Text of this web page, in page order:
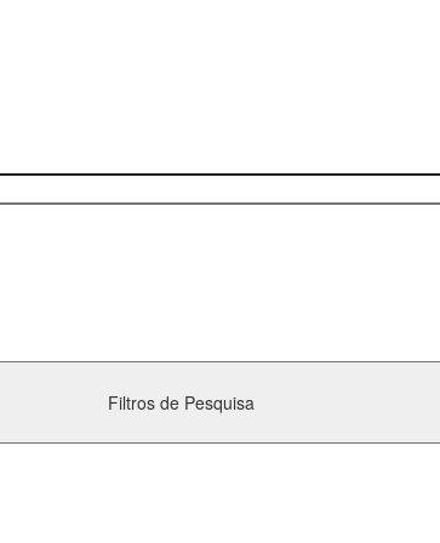
Filtros de Pesquisa